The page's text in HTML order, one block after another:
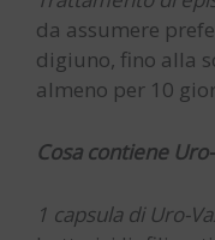
da assumere
digiuno, fino alla
almeno per 10
Cosa contiene
1 capsula di Uro-